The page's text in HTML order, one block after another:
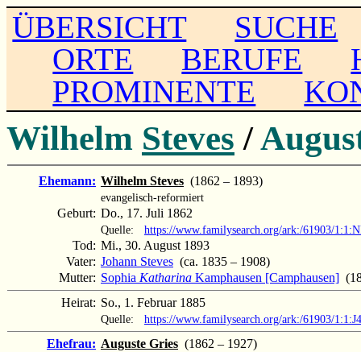
ÜBERSICHT
SUCHE
ORTE
BERUFE
PROMINENTE
Wilhelm Steves /
Ehemann: Wilhelm Steves (1862 – 1893)
evangelisch-reformiert
Geburt: Do., 17. Juli 1862
Quelle: https://www.familysearch.org/ark:/61903/
Tod: Mi., 30. August 1893
Vater: Johann Steves (ca. 1835 – 1908)
Mutter: Sophia Katharina Kamphausen [Camphausen]
Heirat: So., 1. Februar 1885
Quelle: https://www.familysearch.org/ark:/61903/
Ehefrau: Auguste Gries (1862 – 1927)